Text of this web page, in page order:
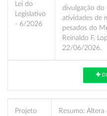
Lei do
Legislativo
- 6/2026
divulgação do
atividades de
pesados do
Reinaldo F.
22/06/2026.
Projeto
Resumo: Altera